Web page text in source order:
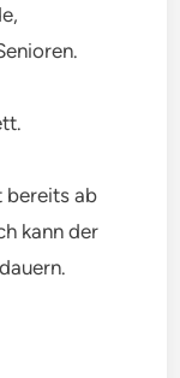
bereits ab
kann der